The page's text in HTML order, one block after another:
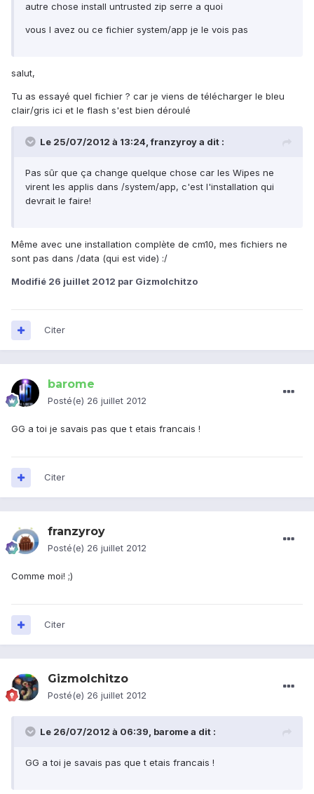
autre chose install untrusted zip serre a quoi
vous l avez ou ce fichier system/app je le vois pas
salut,
Tu as essayé quel fichier ? car je viens de télécharger le bleu
clair/gris ici et le flash s'est bien déroulé
Le 25/07/2012 à 13:24, franzyroy a dit :
Pas sûr que ça change quelque chose car les Wipes ne
virent les applis dans /system/app, c'est l'installation qui
devrait le faire!
Même avec une installation complète de cm10, mes fichiers ne
sont pas dans /data (qui est vide) :/
Modifié 26 juillet 2012 par GizmoIchitzo
Citer
barome
Posté(e) 26 juillet 2012
GG a toi je savais pas que t etais francais !
Citer
franzyroy
Posté(e) 26 juillet 2012
Comme moi! ;)
Citer
GizmoIchitzo
Posté(e) 26 juillet 2012
Le 26/07/2012 à 06:39, barome a dit :
GG a toi je savais pas que t etais francais !